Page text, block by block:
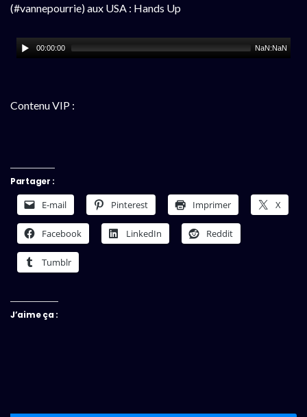
(#vannepourrie) aux USA : Hands Up
00:00:00 NaN:NaN
Contenu VIP :
Partager :
E-mail Pinterest Imprimer X
Facebook LinkedIn Reddit
Tumblr
J’aime ça :